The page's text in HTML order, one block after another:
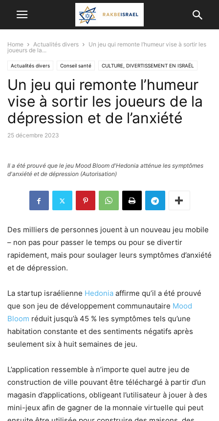
Home Actualités divers
Un jeu qui remonte l’humeur vise à sortir les
joueurs de la...
Actualités divers Conseil santé CULTURE, DIVERTISSEMENT EN ISRAËL
Etudes scientifiques et médicales Médecine Alternative
RÉALISATIONS MÉDICALES SCIENCE ET TECHNOLOGIE VIE EN ISRAËL
Un jeu qui remonte l’humeur
vise à sortir les joueurs de la
dépression et de l’anxiété
25 décembre 2023
Il a été prouvé que le jeu Mood Bloom d'Hedonia atténue les symptômes
d'anxiété et de dépression (Autorisation)
Des milliers de personnes jouent à un nouveau jeu mobile
– non pas pour passer le temps ou pour se divertir
rapidement, mais pour soulager leurs symptômes d’anxiété
et de dépression.
La startup israélienne Hedonia affirme qu’il a été prouvé
que son jeu de développement communautaire Mood
Bloom réduit jusqu’à 45 % les symptômes tels qu’une
habitation constante et des sentiments négatifs après
seulement six à huit semaines de jeu.
L’application ressemble à n’importe quel autre jeu de
construction de ville pouvant être téléchargé à partir d’un
magasin d’applications, obligeant l’utilisateur à jouer à des
mini-jeux afin de gagner de la monnaie virtuelle qui peut